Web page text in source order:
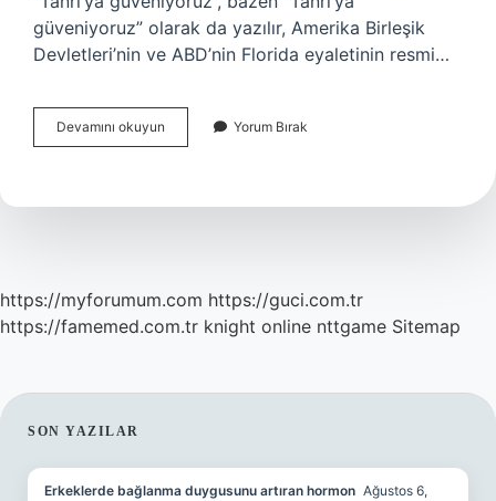
güveniyoruz” olarak da yazılır, Amerika Birleşik
Devletleri’nin ve ABD’nin Florida eyaletinin resmi…
Devamını okuyun
Kaç
Yorum Bırak
https://myforumum.com https://guci.com.tr
https://famemed.com.tr knight online nttgame Sitemap
SIDEBAR
SON YAZILAR
Erkeklerde bağlanma duygusunu artıran hormon Ağustos 6,